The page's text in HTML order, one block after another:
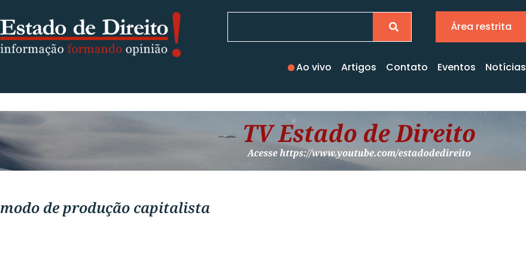
Área restrita
Ao vivo Artigos Contato Eventos Notícias
modo de produção capitalista